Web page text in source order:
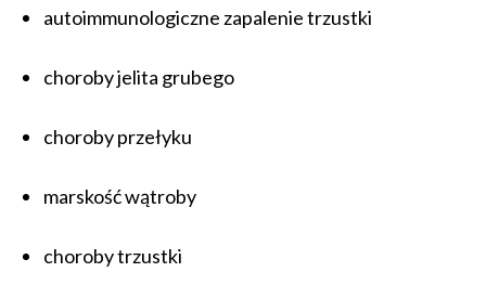
autoimmunologiczne zapalenie trzustki
choroby jelita grubego
choroby przełyku
marskość wątroby
choroby trzustki